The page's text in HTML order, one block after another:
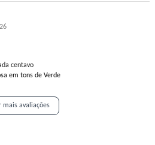
centavo
em tons de Verde
mais avaliações